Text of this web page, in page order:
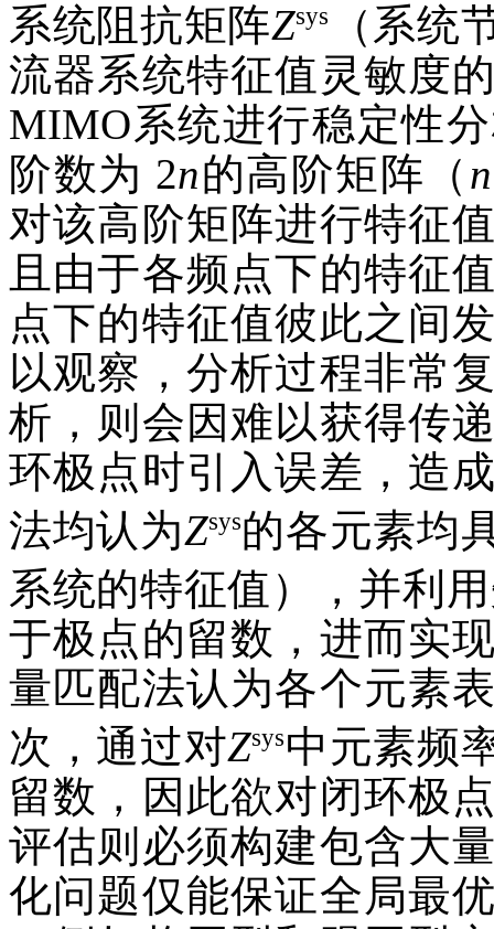
系统阻抗矩阵Zsys
（系统
流器系统特征值灵敏度
MIMO系统进行稳定性
阶数为 2n的高阶矩阵（ n
对该高阶矩阵进行特征
且由于各频点下的特征
点下的特征值彼此之间
以观察，分析过程非常
析，则会因难以获得传
环极点时引入误差，造
法均认为Zsys的各元素均
系统的特征值），并利
于极点的留数，进而实
量匹配法认为各个元素
次，通过对Zsys中元素频
留数，因此欲对闭环极
评估则必须构建包含大
化问题仅能保证全局最